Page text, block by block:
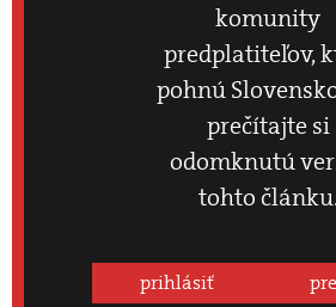
komunity
predplatiteľov,
pohnú
prečítajte si
odomknutú
tohto článku.
prihlásiť